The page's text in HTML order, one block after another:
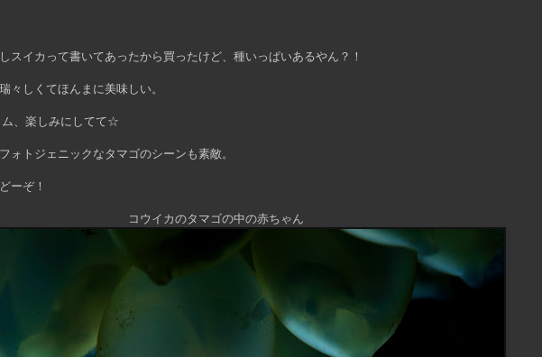
スイカって書いてあったから買ったけど、種いっぱいあるやん？！
々しくてほんまに美味しい。
、楽しみにしてて☆
ォトジェニックなタマゴのシーンも素敵。
ーぞ！
コウイカのタマゴの中の赤ちゃん